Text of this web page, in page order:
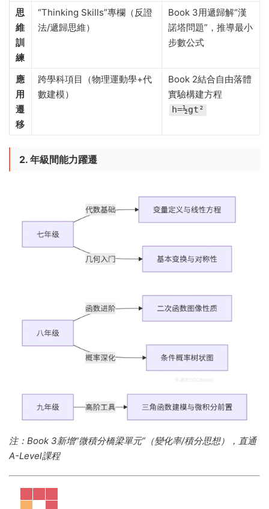
思
維
訓
練
“Thinking Skills”專欄（反證
法/遞歸思維）
Book 3用遞歸解“漢
諾塔問題”，推導最小
步數公式
應
用
遷
移
跨學科項目（物理運動學+代
數建模）
Book 2結合自由落體
實驗構建方程
h=½gt²
2. 年級間能力躍遷
注：Book 3新增“微積分橋梁單元”（變化率/積分思想），直通
A-Level課程